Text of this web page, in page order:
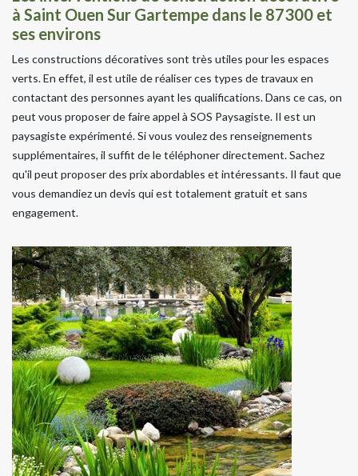
à Saint Ouen Sur Gartempe dans le 87300 et
ses environs
Les constructions décoratives sont très utiles pour les espaces
verts. En effet, il est utile de réaliser ces types de travaux en
contactant des personnes ayant les qualifications. Dans ce cas, on
peut vous proposer de faire appel à SOS Paysagiste. Il est un
paysagiste expérimenté. Si vous voulez des renseignements
supplémentaires, il suffit de le téléphoner directement. Sachez
qu'il peut proposer des prix abordables et intéressants. Il faut que
vous demandiez un devis qui est totalement gratuit et sans
engagement.